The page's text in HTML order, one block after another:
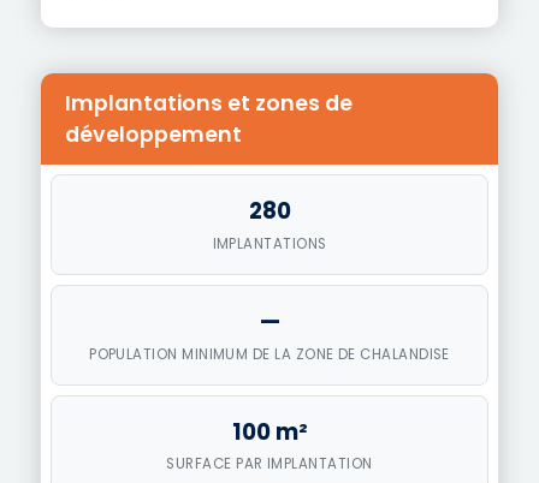
Implantations et zones de
développement
280
IMPLANTATIONS
—
POPULATION MINIMUM DE LA ZONE DE CHALANDISE
100 m²
SURFACE PAR IMPLANTATION